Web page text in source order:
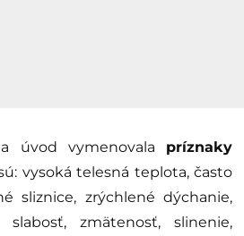
úvod vymenovala príznaky
vysoká telesná teplota, často
sliznice, zrýchlené dýchanie,
zmätenosť, slinenie,